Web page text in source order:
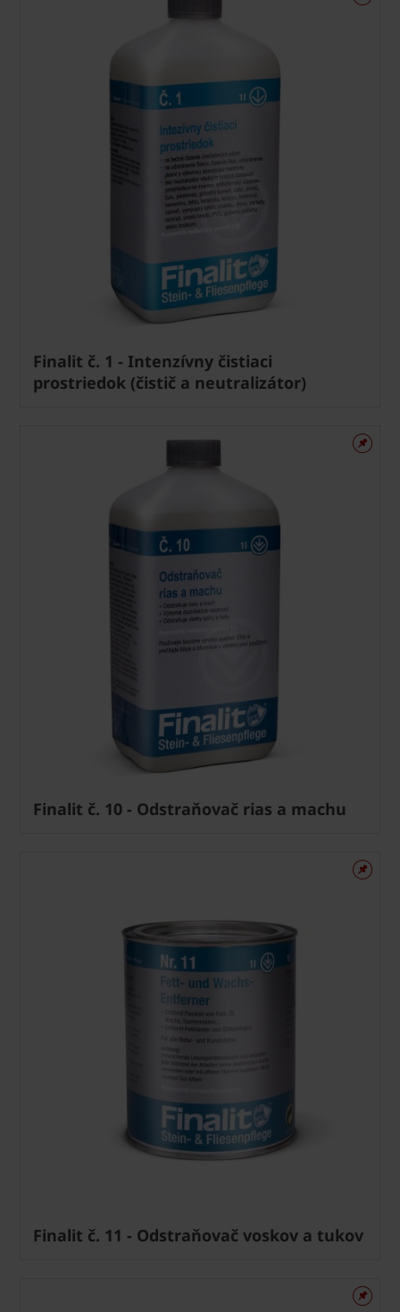
Finalit č. 1 - Intenzívny čistiaci
prostriedok (čistič a neutralizátor)
Finalit č. 10 - Odstraňovač rias a machu
Finalit č. 11 - Odstraňovač voskov a tukov